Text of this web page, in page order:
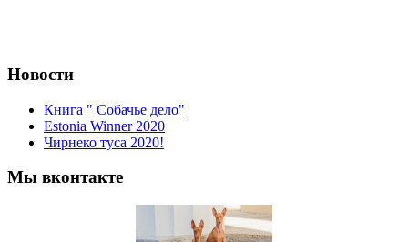
Новости
Книга " Собачье дело"
Estonia Winner 2020
Чирнеко туса 2020!
Мы вконтакте